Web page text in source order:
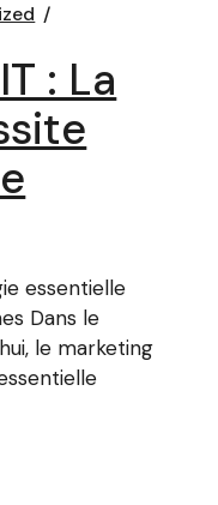
: La
essentielle
Dans le
le marketing